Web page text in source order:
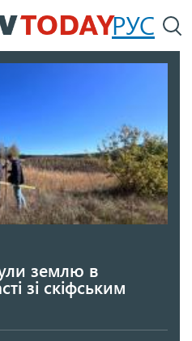
Перейти
до
РУС
землю в
зі скіфським